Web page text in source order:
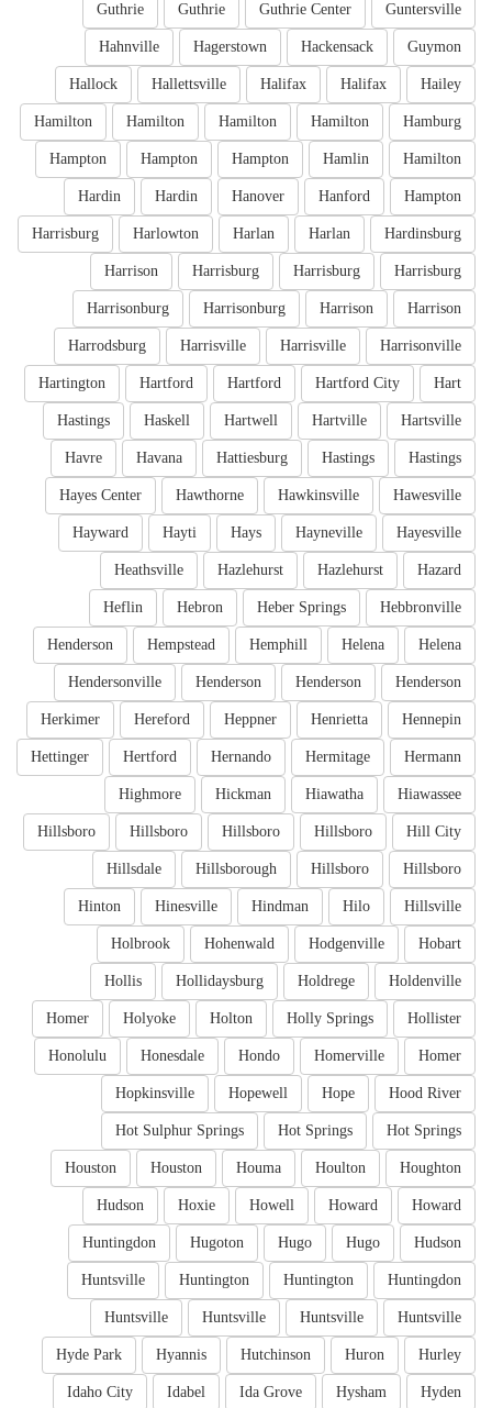
Guntersville
Guthrie Center
Guthrie
Guthrie
Guymon
Hackensack
Hagerstown
Hahnville
Hailey
Halifax
Halifax
Hallettsville
Hallock
Hamburg
Hamilton
Hamilton
Hamilton
Hamilton
Hamilton
Hamlin
Hampton
Hampton
Hampton
Hampton
Hanford
Hanover
Hardin
Hardin
Hardinsburg
Harlan
Harlan
Harlowton
Harrisburg
Harrisburg
Harrisburg
Harrisburg
Harrison
Harrison
Harrison
Harrisonburg
Harrisonburg
Harrisonville
Harrisville
Harrisville
Harrodsburg
Hart
Hartford City
Hartford
Hartford
Hartington
Hartsville
Hartville
Hartwell
Haskell
Hastings
Hastings
Hastings
Hattiesburg
Havana
Havre
Hawesville
Hawkinsville
Hawthorne
Hayes Center
Hayesville
Hayneville
Hays
Hayti
Hayward
Hazard
Hazlehurst
Hazlehurst
Heathsville
Hebbronville
Heber Springs
Hebron
Heflin
Helena
Helena
Hemphill
Hempstead
Henderson
Henderson
Henderson
Henderson
Hendersonville
Hennepin
Henrietta
Heppner
Hereford
Herkimer
Hermann
Hermitage
Hernando
Hertford
Hettinger
Hiawassee
Hiawatha
Hickman
Highmore
Hill City
Hillsboro
Hillsboro
Hillsboro
Hillsboro
Hillsboro
Hillsboro
Hillsborough
Hillsdale
Hillsville
Hilo
Hindman
Hinesville
Hinton
Hobart
Hodgenville
Hohenwald
Holbrook
Holdenville
Holdrege
Hollidaysburg
Hollis
Hollister
Holly Springs
Holton
Holyoke
Homer
Homer
Homerville
Hondo
Honesdale
Honolulu
Hood River
Hope
Hopewell
Hopkinsville
Hot Springs
Hot Springs
Hot Sulphur Springs
Houghton
Houlton
Houma
Houston
Houston
Howard
Howard
Howell
Hoxie
Hudson
Hudson
Hugo
Hugo
Hugoton
Huntingdon
Huntingdon
Huntington
Huntington
Huntsville
Huntsville
Huntsville
Huntsville
Huntsville
Hurley
Huron
Hutchinson
Hyannis
Hyde Park
Hyden
Hysham
Ida Grove
Idabel
Idaho City